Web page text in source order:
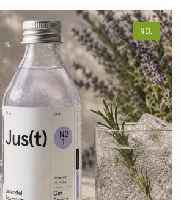
NEU